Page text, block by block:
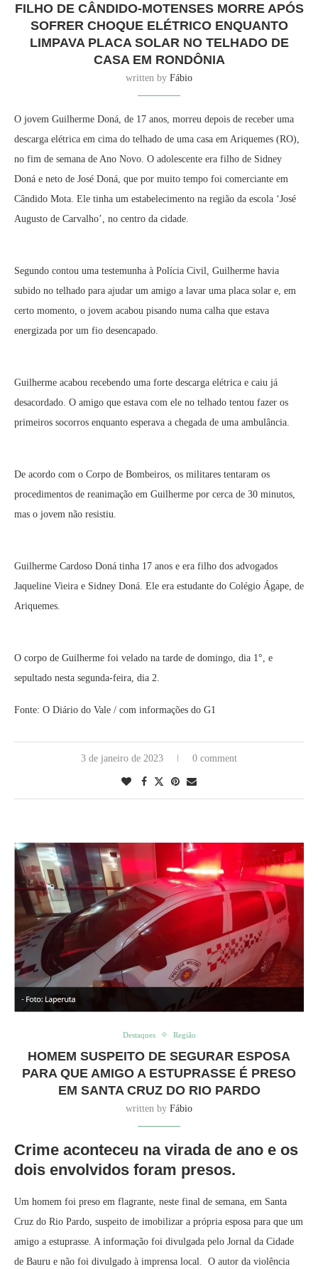
FILHO DE CÂNDIDO-MOTENSES MORRE APÓS
SOFRER CHOQUE ELÉTRICO ENQUANTO
LIMPAVA PLACA SOLAR NO TELHADO DE
CASA EM RONDÔNIA
written by Fábio
O jovem Guilherme Doná, de 17 anos, morreu depois de receber uma
descarga elétrica em cima do telhado de uma casa em Ariquemes (RO),
no fim de semana de Ano Novo. O adolescente era filho de Sidney
Doná e neto de José Doná, que por muito tempo foi comerciante em
Cândido Mota. Ele tinha um estabelecimento na região da escola ‘José
Augusto de Carvalho’, no centro da cidade.
Segundo contou uma testemunha à Polícia Civil, Guilherme havia
subido no telhado para ajudar um amigo a lavar uma placa solar e, em
certo momento, o jovem acabou pisando numa calha que estava
energizada por um fio desencapado.
Guilherme acabou recebendo uma forte descarga elétrica e caiu já
desacordado. O amigo que estava com ele no telhado tentou fazer os
primeiros socorros enquanto esperava a chegada de uma ambulância.
De acordo com o Corpo de Bombeiros, os militares tentaram os
procedimentos de reanimação em Guilherme por cerca de 30 minutos,
mas o jovem não resistiu.
Guilherme Cardoso Doná tinha 17 anos e era filho dos advogados
Jaqueline Vieira e Sidney Doná. Ele era estudante do Colégio Ágape, de
Ariquemes.
O corpo de Guilherme foi velado na tarde de domingo, dia 1°, e
sepultado nesta segunda-feira, dia 2.
Fonte: O Diário do Vale / com informações do G1
3 de janeiro de 2023 0 comment
Destaques Região
HOMEM SUSPEITO DE SEGURAR ESPOSA
PARA QUE AMIGO A ESTUPRASSE É PRESO
EM SANTA CRUZ DO RIO PARDO
written by Fábio
Crime aconteceu na virada de ano e os
dois envolvidos foram presos.
Um homem foi preso em flagrante, neste final de semana, em Santa
Cruz do Rio Pardo, suspeito de imobilizar a própria esposa para que um
amigo a estuprasse. A informação foi divulgada pelo Jornal da Cidade
de Bauru e não foi divulgado à imprensa local. O autor da violência